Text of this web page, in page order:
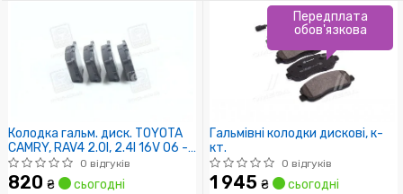
Колодка гальм. диск. TOYOTA
CAMRY, RAV4 2.0I, 2.4I 16V 06 -
задн. (вир-во SANGSIN)
0 відгуків
820 ₴ сьогодні
Гальмівні колодки дискові, к-
кт.
0 відгуків
1 945 ₴ сьогодні
Передплата
обов'язкова